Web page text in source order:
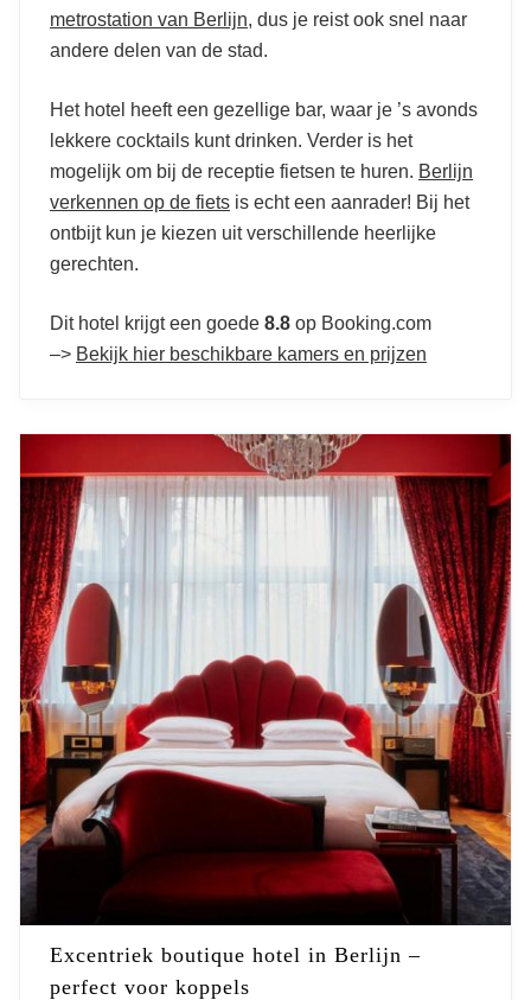
metrostation van Berlijn, dus je reist ook snel naar
andere delen van de stad.
Het hotel heeft een gezellige bar, waar je ’s avonds
lekkere cocktails kunt drinken. Verder is het
mogelijk om bij de receptie fietsen te huren. Berlijn
verkennen op de fiets is echt een aanrader! Bij het
ontbijt kun je kiezen uit verschillende heerlijke
gerechten.
Dit hotel krijgt een goede 8.8 op Booking.com
–> Bekijk hier beschikbare kamers en prijzen
Excentriek boutique hotel in Berlijn –
perfect voor koppels